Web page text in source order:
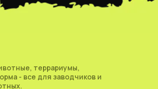
террариумы,
- все для заводчиков и